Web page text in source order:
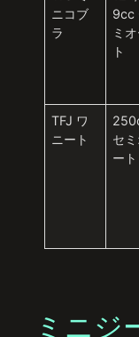
ニコブ
ラ
9cc
ミ
ト
TFJ ワ
ニート
セ
ート
ミニジ